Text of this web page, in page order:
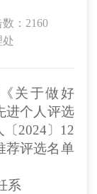
数：2160
关于做好
进个人评选
〔2024〕 12
荐评选名单
系